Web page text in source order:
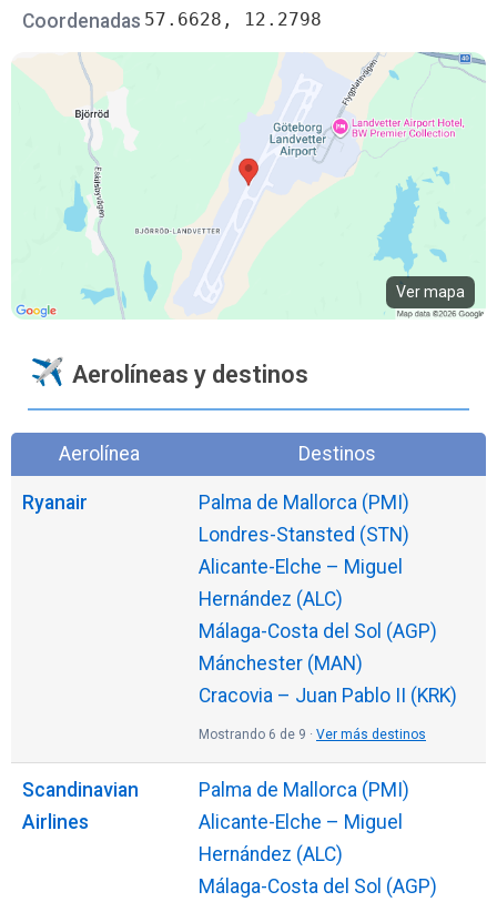
Coordenadas 57.6628, 12.2798
Ver mapa
Aerolíneas y destinos
Aerolínea Destinos
Ryanair
Palma de Mallorca (PMI)
Londres-Stansted (STN)
Alicante-Elche – Miguel
Hernández (ALC)
Málaga-Costa del Sol (AGP)
Mánchester (MAN)
Cracovia – Juan Pablo II (KRK)
Mostrando 6 de 9 · Ver más destinos
Scandinavian
Airlines
Palma de Mallorca (PMI)
Alicante-Elche – Miguel
Hernández (ALC)
Málaga-Costa del Sol (AGP)